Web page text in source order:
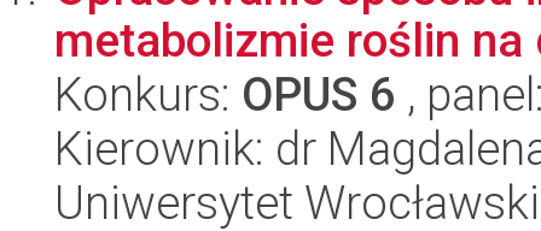
metabolizmie roślin
Konkurs: OPUS 6 ,
Kierownik: dr
Uniwersytet